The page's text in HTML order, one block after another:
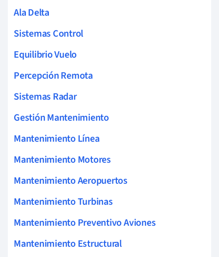
Ala Delta
Sistemas Control
Equilibrio Vuelo
Percepción Remota
Sistemas Radar
Gestión Mantenimiento
Mantenimiento Línea
Mantenimiento Motores
Mantenimiento Aeropuertos
Mantenimiento Turbinas
Mantenimiento Preventivo Aviones
Mantenimiento Estructural